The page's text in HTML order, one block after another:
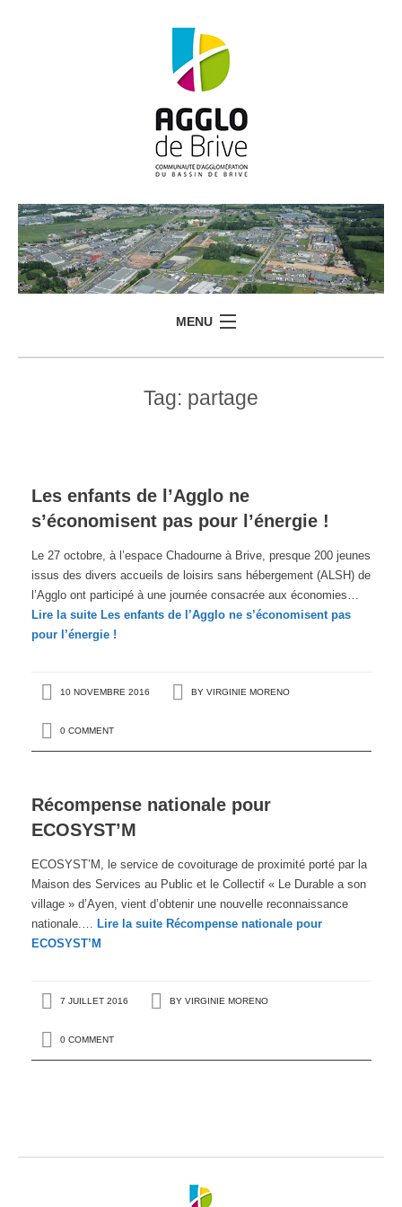
MENU
Tag: partage
Les enfants de l’Agglo ne
s’économisent pas pour l’énergie !
Le 27 octobre, à l’espace Chadourne à Brive, presque 200 jeunes
issus des divers accueils de loisirs sans hébergement (ALSH) de
l’Agglo ont participé à une journée consacrée aux économies…
Lire la suiteLes enfants de l’Agglo ne s’économisent pas
pour l’énergie !
10 NOVEMBRE 2016 BY VIRGINIE MORENO
0 COMMENT
Récompense nationale pour
ECOSYST’M
ECOSYST’M, le service de covoiturage de proximité porté par la
Maison des Services au Public et le Collectif « Le Durable a son
village » d’Ayen, vient d’obtenir une nouvelle reconnaissance
nationale.… Lire la suiteRécompense nationale pour
ECOSYST’M
7 JUILLET 2016 BY VIRGINIE MORENO
0 COMMENT